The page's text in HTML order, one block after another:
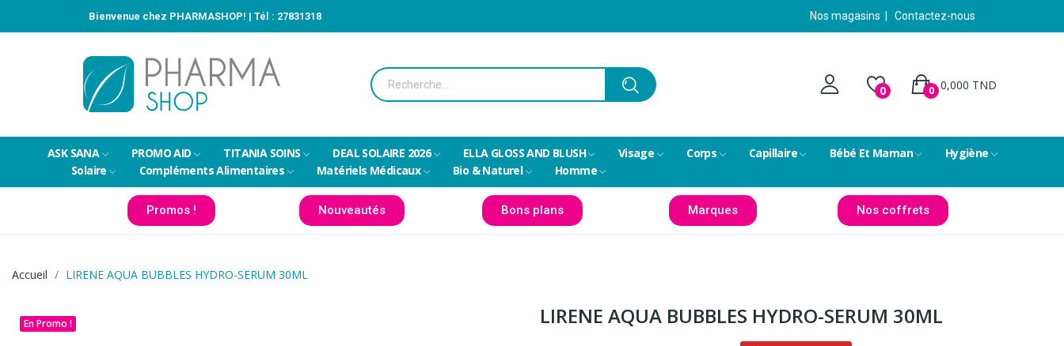
Bienvenue chez PHARMASHOP! | Tél : 27831318 Nos magasins Contactez-nous
0 0,000 TND
0
ASK SANA PROMO AID TITANIA SOINS DEAL SOLAIRE 2026 ELLA GLOSS AND BLUSH Visage Corps Capillaire Bébé Et Maman
Hygiène
Solaire
Compléments Alimentaires Matériels Médicaux Bio & Naturel Homme
Promos ! Nouveautés Bons plans Marques Nos coffrets
Accueil LIRENE AQUA BUBBLES HYDRO-SERUM 30ML
En Promo ! LIRENE AQUA BUBBLES HYDRO-SERUM 30ML